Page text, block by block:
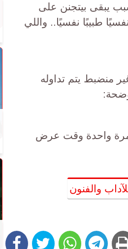
يبقى بيتجنن على
طبيبًا نفسيًا.. واللي
منضبط يتم تداوله
مرة واحدة وقت عرض
والفنون